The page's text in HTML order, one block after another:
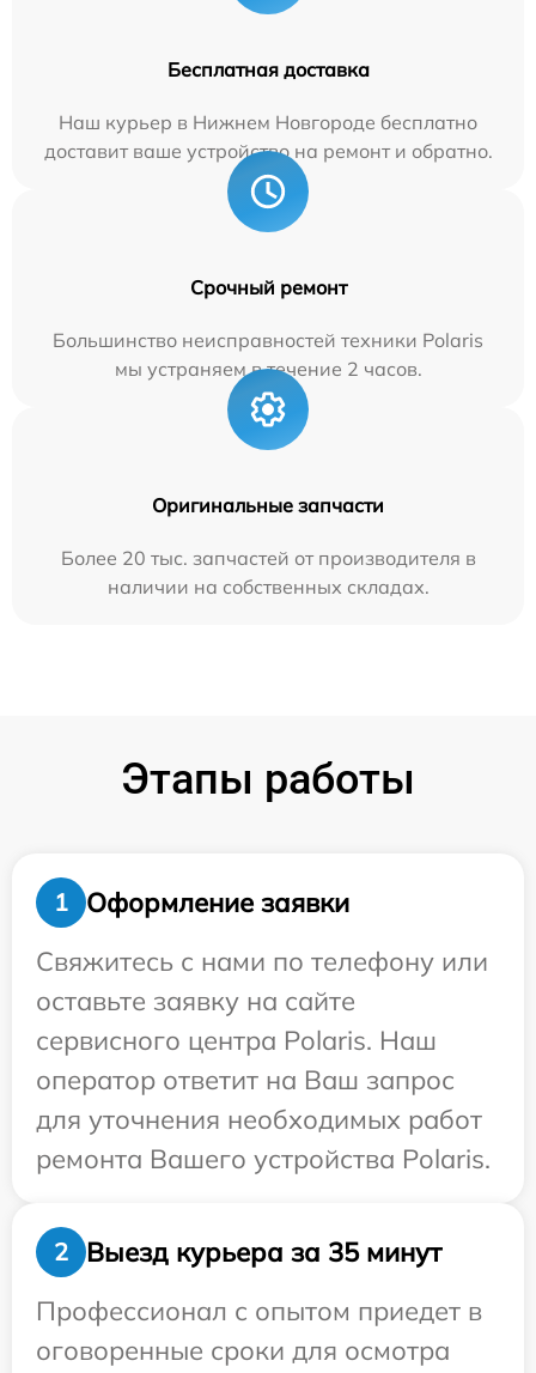
Бесплатная доставка
Наш курьер в Нижнем Новгороде бесплатно
доставит ваше устройство на ремонт и обратно.
Срочный ремонт
Большинство неисправностей техники Polaris
мы устраняем в течение 2 часов.
Оригинальные запчасти
Более 20 тыс. запчастей от производителя в
наличии на собственных складах.
Этапы работы
1
Оформление заявки
Свяжитесь с нами по телефону или
оставьте заявку на сайте
сервисного центра Polaris. Наш
оператор ответит на Ваш запрос
для уточнения необходимых работ
ремонта Вашего устройства Polaris.
2
Выезд курьера за 35 минут
Профессионал с опытом приедет в
оговоренные сроки для осмотра